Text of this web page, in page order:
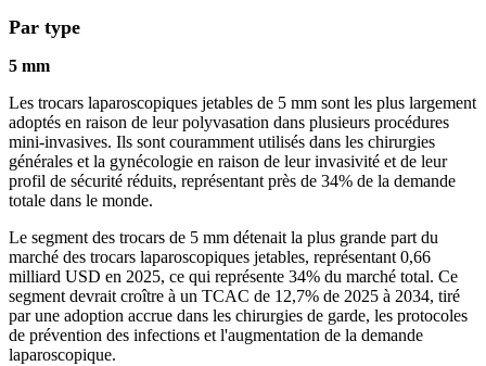
Par type
5 mm
Les trocars laparoscopiques jetables de 5 mm sont les plus largement
adoptés en raison de leur polyvasation dans plusieurs procédures
mini-invasives. Ils sont couramment utilisés dans les chirurgies
générales et la gynécologie en raison de leur invasivité et de leur
profil de sécurité réduits, représentant près de 34% de la demande
totale dans le monde.
Le segment des trocars de 5 mm détenait la plus grande part du
marché des trocars laparoscopiques jetables, représentant 0,66
milliard USD en 2025, ce qui représente 34% du marché total. Ce
segment devrait croître à un TCAC de 12,7% de 2025 à 2034, tiré
par une adoption accrue dans les chirurgies de garde, les protocoles
de prévention des infections et l'augmentation de la demande
laparoscopique.